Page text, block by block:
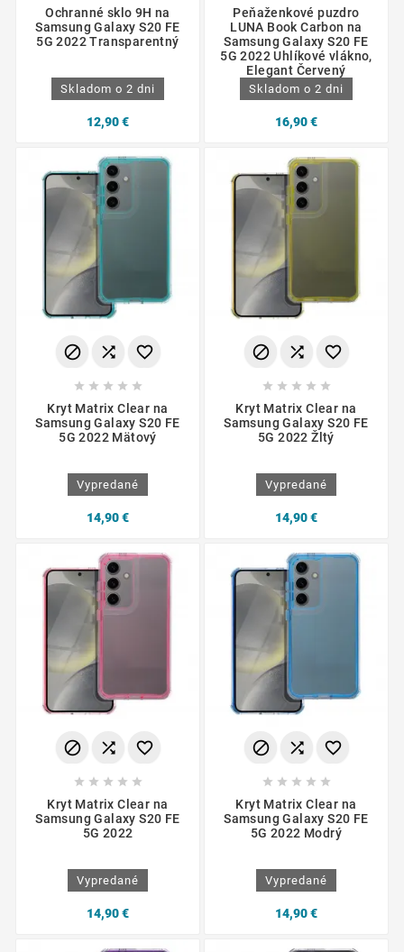
Ochranné sklo 9H na
Samsung Galaxy S20 FE
5G 2022 Transparentný
Skladom o 2 dni
12,90 €
Peňaženkové puzdro
LUNA Book Carbon na
Samsung Galaxy S20 FE
5G 2022 Uhlíkové vlákno,
Elegant Červený
Skladom o 2 dni
16,90 €
  
    
Kryt Matrix Clear na
Samsung Galaxy S20 FE
5G 2022 Mätový
Vypredané
14,90 €
  
    
Kryt Matrix Clear na
Samsung Galaxy S20 FE
5G 2022 Žltý
Vypredané
14,90 €
  
    
Kryt Matrix Clear na
Samsung Galaxy S20 FE
5G 2022
Vypredané
14,90 €
  
    
Kryt Matrix Clear na
Samsung Galaxy S20 FE
5G 2022 Modrý
Vypredané
14,90 €